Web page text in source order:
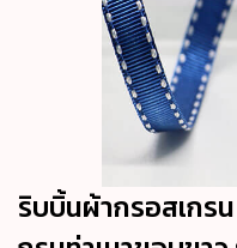
ริบบิ้นผ้ากรอสเกร